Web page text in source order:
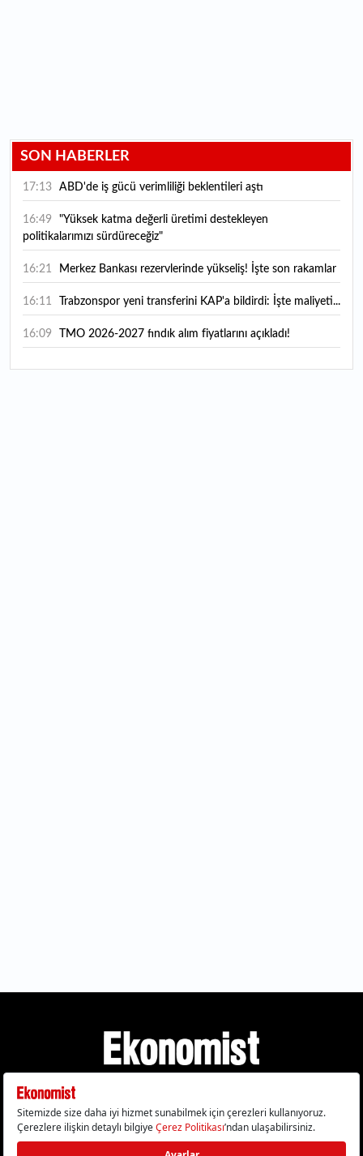
SON HABERLER
17:13 ABD'de iş gücü verimliliği beklentileri aştı
16:49
politikalarımızı sürdüreceğiz"
16:21 Merkez Bankası rezervlerinde yükseliş! İşte son rakamlar
16:11 Trabzonspor yeni transferini KAP'a bildirdi: İşte maliyeti...
16:09 TMO 2026-2027 fındık alım fiyatlarını açıkladı!
Gizlilik Politikası Çerez Politikası Çerezleri Sıfırla
KVKK Metni Künye İletişim